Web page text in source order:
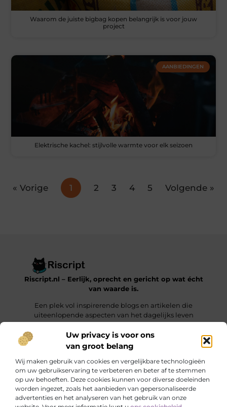
Uw privacy is voor ons
van groot belang
Wij maken gebruik van cookies en vergelijkbare technologieën
om uw gebruikservaring te verbeteren en beter af te stemmen
op uw behoeften. Deze cookies kunnen voor diverse doeleinden
worden ingezet, zoals het aanbieden van gepersonaliseerde
advertenties en het analyseren van het gebruik van onze
Waarom de juiste bigbag kopen belangrijk is voor jouw
project
AANBIEDINGEN
Elektrische kachel: stijlvolle warmte voor elk seizoen
« Vorige 1 2 3 4 5 Volgende »
Riscript.nl – Eerlijk, oprecht en gericht op wat écht
van waarde is.
Een plek vol inspirerende blogs en artikelen die
uiteenlopende aspecten van het dagelijks leven
behandelen.
Onze informatie
Bericht categorie